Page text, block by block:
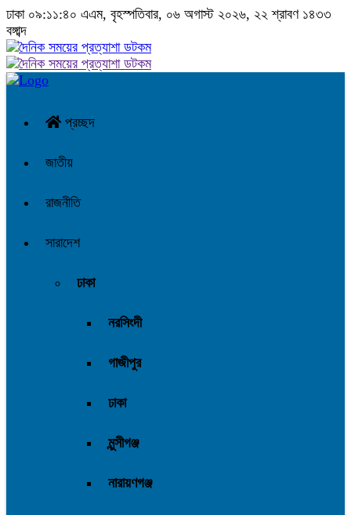
ঢাকা ০৯:১১:৪১ এএম, বৃহস্পতিবার, ০৬ অগাস্ট ২০২৬, ২২ শ্রাবণ ১৪৩৩
বঙ্গাব্দ
প্রচ্ছদ
জাতীয়
রাজনীতি
সারাদেশ
ঢাকা
নরসিংদী
গাজীপুর
ঢাকা
মুন্সীগঞ্জ
নারায়ণগঞ্জ